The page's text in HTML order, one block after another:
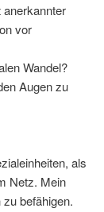
vor
Wandel?
Augen zu
als
Netz. Mein
befähigen.